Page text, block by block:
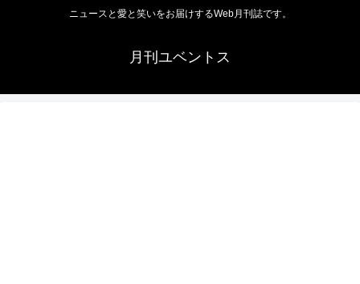
ニュースと愛と笑いをお届けするWeb月刊誌です。
月刊ユベントス